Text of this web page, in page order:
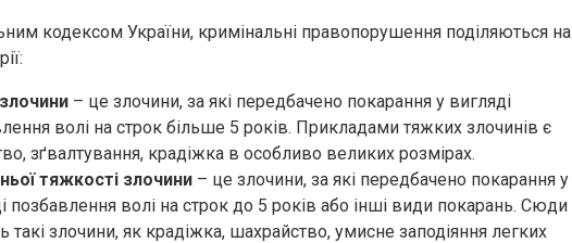
кодексом України, кримінальні правопорушення поділяються на
– це злочини, за які передбачено покарання у вигляді
волі на строк більше 5 років. Прикладами тяжких злочинів є
зґвалтування, крадіжка в особливо великих розмірах.
тяжкості злочини – це злочини, за які передбачено покарання у
позбавлення волі на строк до 5 років або інші види покарань. Сюди
такі злочини, як крадіжка, шахрайство, умисне заподіяння легких